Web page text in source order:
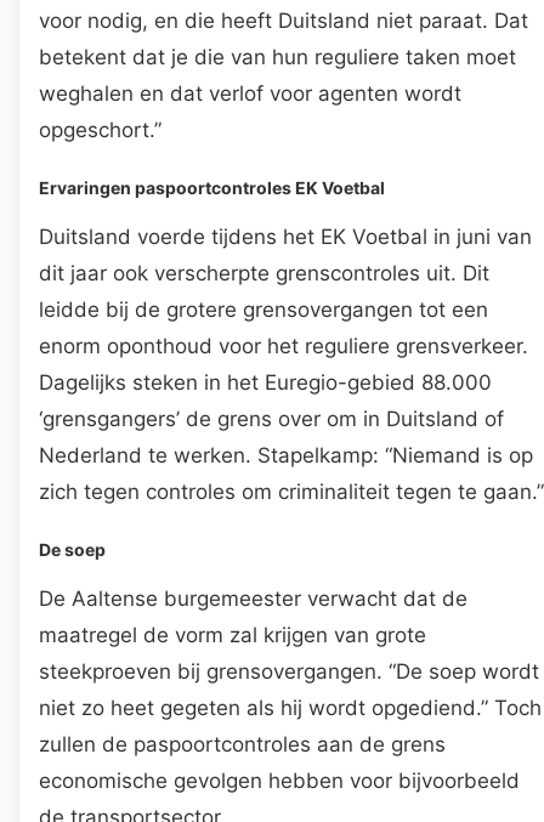
voor nodig, en die heeft Duitsland niet paraat. Dat
betekent dat je die van hun reguliere taken moet
weghalen en dat verlof voor agenten wordt
opgeschort.”
Ervaringen paspoortcontroles EK Voetbal
Duitsland voerde tijdens het EK Voetbal in juni van
dit jaar ook verscherpte grenscontroles uit. Dit
leidde bij de grotere grensovergangen tot een
enorm oponthoud voor het reguliere grensverkeer.
Dagelijks steken in het Euregio-gebied 88.000
‘grensgangers’ de grens over om in Duitsland of
Nederland te werken. Stapelkamp: “Niemand is op
zich tegen controles om criminaliteit tegen te gaan.”
De soep
De Aaltense burgemeester verwacht dat de
maatregel de vorm zal krijgen van grote
steekproeven bij grensovergangen. “De soep wordt
niet zo heet gegeten als hij wordt opgediend.” Toch
zullen de paspoortcontroles aan de grens
economische gevolgen hebben voor bijvoorbeeld
de transportsector.